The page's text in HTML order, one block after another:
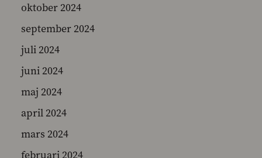
oktober 2024
september 2024
juli 2024
juni 2024
maj 2024
april 2024
mars 2024
februari 2024